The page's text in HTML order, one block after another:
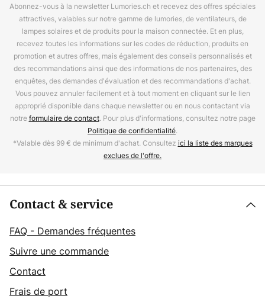
Abonnez-vous à la newsletter Lumories.ch et recevez des offres spéciales
attractives, valables sur notre gamme de lumories, de ventilateurs, de
lampes solaires et de produits pour la maison connectée. Et en plus,
recevez toutes les informations sur les codes de réduction, produits en
promotion et autres offres, mais également des conseils personnalisés et
des recommandations ainsi que des informations de nos partenaires, des
enquêtes, des demandes d'évaluation et des recommandations d'achat.
Vous pouvez annuler facilement et à tout moment en cliquant sur le lien
approprié disponible dans chaque newsletter ou en nous contactant via
notreformulaire de contact. Pour plus d'informations, consultez notre page
Politique de confidentialité.
*Valable dès 99 € de minimum d'achat. Consultez ici la liste des marques
exclues de l'offre.
Contact & service
FAQ - Demandes fréquentes
Suivre une commande
Contact
Frais de port